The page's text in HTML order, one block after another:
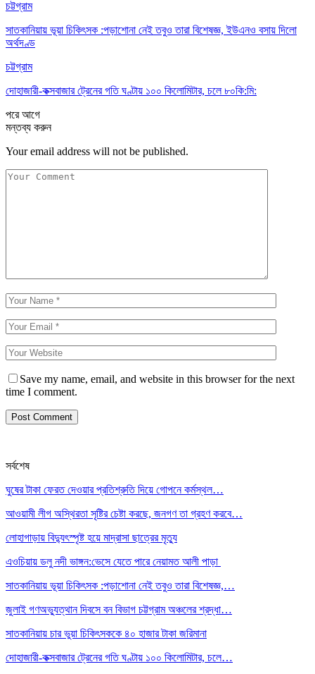
চট্টগ্রাম
সাতকানিয়ায় ভূয়া চিকিৎসক :পড়াশোনা নেই তবুও তারা বিশেষজ্ঞ, ইউএনও বসায় দিলো
অর্থদণ্ড
চট্টগ্রাম
দোহাজারী-কক্সবাজার ট্রেনের গতি ঘণ্টায় ১০০ কিলোমিটার, চলে ৮০কি:মি:
পরেআগে
মন্তব্য করুন
Your email address will not be published.
Save my name, email, and website in this browser for the next
time I comment.
সর্বশেষ
ঘুষের টাকা ফেরত দেওয়ার প্রতিশ্রুতি দিয়ে গোপনে কর্মস্থল…
আওয়ামী লীগ অস্থিরতা সৃষ্টির চেষ্টা করছে, জনগণ তা গ্রহণ করবে…
লোহাগাড়ায় বিদ্যুৎস্পৃষ্ট হয়ে মাদ্রাসা ছাত্রের মৃত্যু
এওচিয়ায় ডলু নদী ভাঙ্গন:ভেসে যেতে পারে নেয়ামত আলী পাড়া
সাতকানিয়ায় ভূয়া চিকিৎসক :পড়াশোনা নেই তবুও তারা বিশেষজ্ঞ,…
জুলাই গণঅভ্যুত্থান দিবসে বন বিভাগ চট্টগ্রাম অঞ্চলের শ্রদ্ধা…
সাতকানিয়ায় চার ভুয়া চিকিৎসককে ৪০ হাজার টাকা জরিমানা
দোহাজারী-কক্সবাজার ট্রেনের গতি ঘণ্টায় ১০০ কিলোমিটার, চলে…